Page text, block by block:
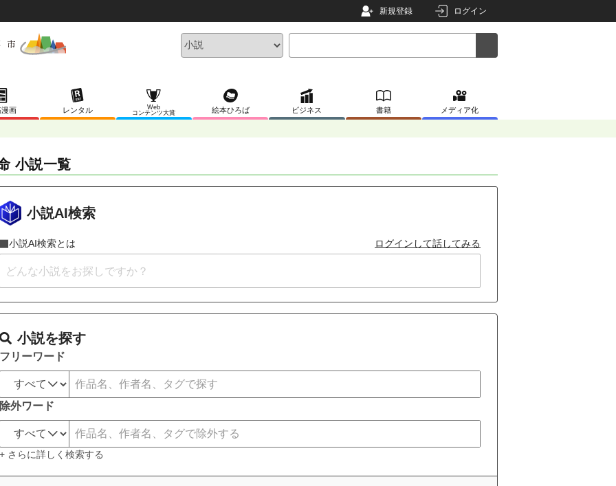
新規登録 ログイン
画 レンタル
Web
コンテンツ大賞
絵本ひろば ビジネス 書籍 メディア化
小説一覧
小説AI検索
小説AI検索とは ログインして話してみる
小説を探す
フリーワード
除外ワード
+ さらに詳しく検索する